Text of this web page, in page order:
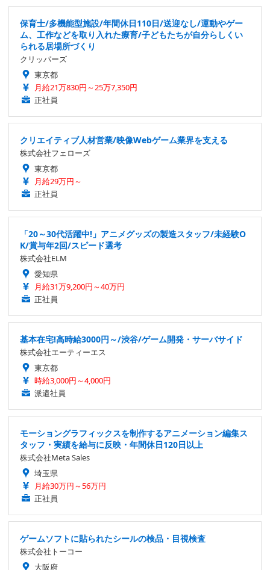
保育士/多機能型施設/年間休日110日/送迎なし/運動やゲー
ム、工作などを取り入れた療育/子どもたちが自分らしくい
られる居場所づくり
クリッパーズ
東京都
月給21万830円～25万7,350円
正社員
クリエイティブ人材営業/映像Webゲーム業界を支える
株式会社フェローズ
東京都
月給29万円～
正社員
「20～30代活躍中!」アニメグッズの製造スタッフ/未経験O
K/賞与年2回/スピード選考
株式会社ELM
愛知県
月給31万9,200円～40万円
正社員
基本在宅!高時給3000円～/渋谷/ゲーム開発・サーバサイド
株式会社エーティーエス
東京都
時給3,000円～4,000円
派遣社員
モーショングラフィックスを制作するアニメーション編集ス
タッフ・実績を給与に反映・年間休日120日以上
株式会社Meta Sales
埼玉県
月給30万円～56万円
正社員
ゲームソフトに貼られたシールの検品・目視検査
株式会社トーコー
大阪府